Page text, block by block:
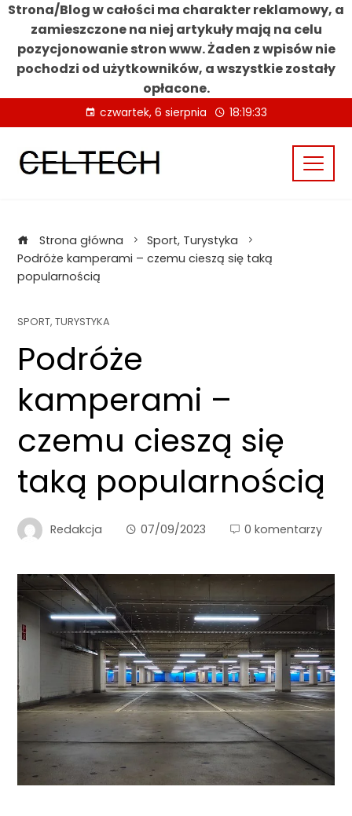
Strona/Blog w całości ma charakter reklamowy, a
zamieszczone na niej artykuły mają na celu
pozycjonowanie stron www. Żaden z wpisów nie
pochodzi od użytkowników, a wszystkie zostały
opłacone.
to
content
czwartek, 6 sierpnia 18:19:34
Strona główna
Sport, Turystyka
Podróże kamperami – czemu cieszą się taką
popularnością
SPORT, TURYSTYKA
Podróże
kamperami –
czemu cieszą się
taką popularnością
Redakcja 07/09/2023 0 komentarzy